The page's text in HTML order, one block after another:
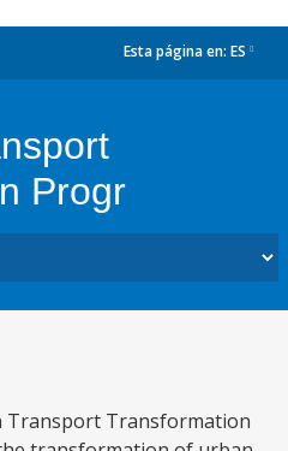
Esta página en: ES
Progr
Transport Transformation